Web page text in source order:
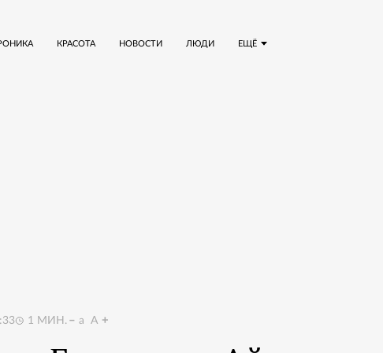
ЕЩЁ
КРАСОТА НОВОСТИ ЛЮДИ
1 МИН. a A